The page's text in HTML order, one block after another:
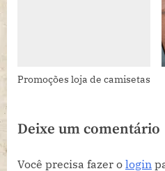
Promoções loja de camisetas
Deixe um comentário
Você precisa fazer o login